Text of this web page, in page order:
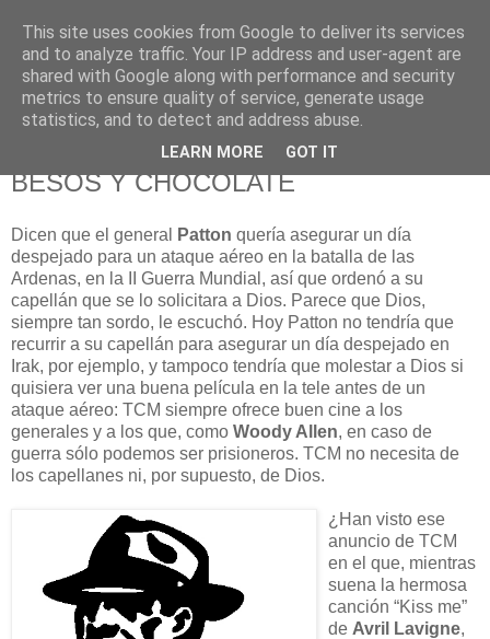
625 RANAS
LA TELEVISIÓN DESDE EL PUNTO DE VISTA BATRACIO
BESOS Y CHOCOLATE
Dicen que el general Patton quería asegurar un día
despejado para un ataque aéreo en la batalla de las
Ardenas, en la II Guerra Mundial, así que ordenó a su
capellán que se lo solicitara a Dios. Parece que Dios,
siempre tan sordo, le escuchó. Hoy Patton no tendría que
recurrir a su capellán para asegurar un día despejado en
Irak, por ejemplo, y tampoco tendría que molestar a Dios si
quisiera ver una buena película en la tele antes de un
ataque aéreo: TCM siempre ofrece buen cine a los
generales y a los que, como Woody Allen, en caso de
guerra sólo podemos ser prisioneros. TCM no necesita de
los capellanes ni, por supuesto, de Dios.
¿Han visto ese
anuncio de TCM
en el que, mientras
suena la hermosa
canción “Kiss me”
de Avril Lavigne,
This site uses cookies from Google to deliver its services
and to analyze traffic. Your IP address and user-agent are
shared with Google along with performance and security
metrics to ensure quality of service, generate usage
statistics, and to detect and address abuse.
LEARN MORE GOT IT